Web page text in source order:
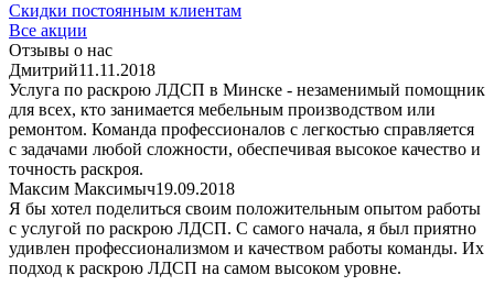
Скидки постоянным клиентам
Все акции
Отзывы о нас
Дмитрий11.11.2018
Услуга по раскрою ЛДСП в Минске - незаменимый помощник
для всех, кто занимается мебельным производством или
ремонтом. Команда профессионалов с легкостью справляется
с задачами любой сложности, обеспечивая высокое качество и
точность раскроя.
Максим Максимыч19.09.2018
Я бы хотел поделиться своим положительным опытом работы
с услугой по раскрою ЛДСП. С самого начала, я был приятно
удивлен профессионализмом и качеством работы команды. Их
подход к раскрою ЛДСП на самом высоком уровне.